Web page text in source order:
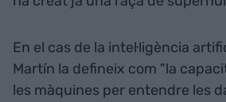
En el cas de la intel·ligència
Martín la defineix com "la
les màquines per entendre les